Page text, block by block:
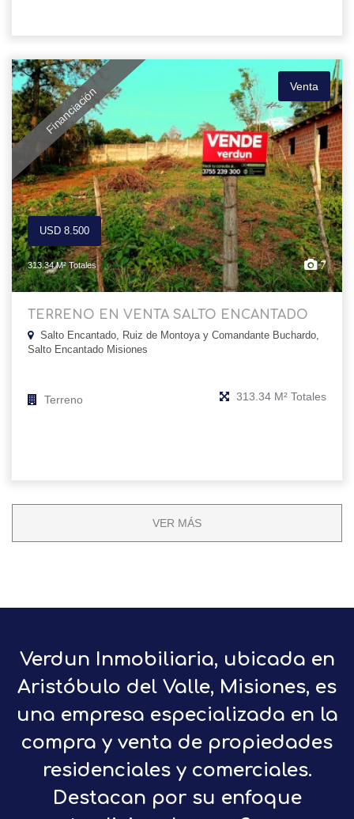
Financiación Venta
USD 8.500
313.34 M² Totales 7
TERRENO EN VENTA SALTO ENCANTADO
Salto Encantado, Ruiz de Montoya y Comandante Buchardo,
Salto Encantado Misiones
Terreno 313.34 M² Totales
VER MÁS
Verdun Inmobiliaria, ubicada en
Aristóbulo del Valle, Misiones, es
una empresa especializada en la
compra y venta de propiedades
residenciales y comerciales.
Destacan por su enfoque